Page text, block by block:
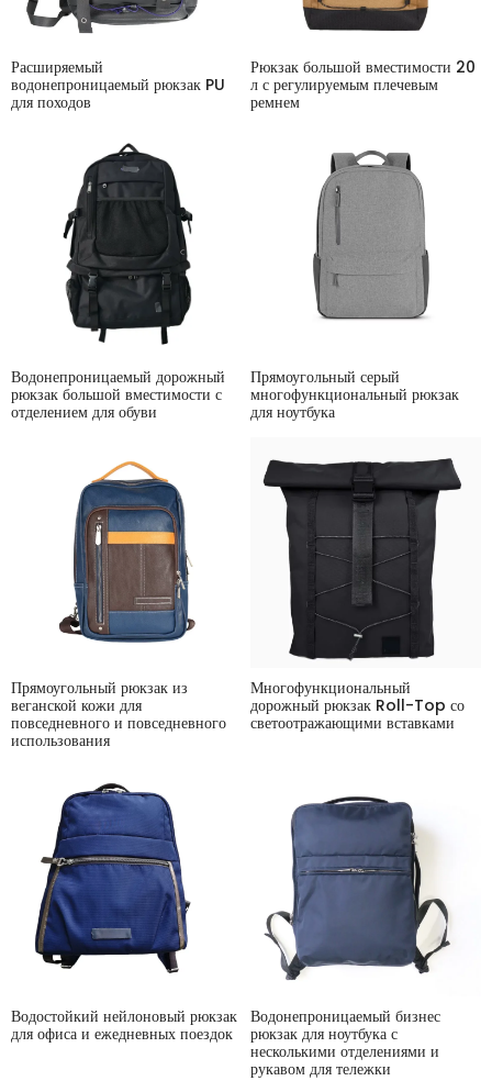
Расширяемый
водонепроницаемый рюкзак PU
для походов
Рюкзак большой вместимости 20
л с регулируемым плечевым
ремнем
Водонепроницаемый дорожный
рюкзак большой вместимости с
отделением для обуви
Прямоугольный серый
многофункциональный рюкзак
для ноутбука
Прямоугольный рюкзак из
веганской кожи для
повседневного и повседневного
использования
Многофункциональный
дорожный рюкзак Roll-Top со
светоотражающими вставками
Водостойкий нейлоновый рюкзак
для офиса и ежедневных поездок
Водонепроницаемый бизнес
рюкзак для ноутбука с
несколькими отделениями и
рукавом для тележки